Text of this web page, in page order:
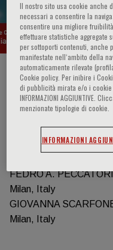
Cancer in
HOME PAGE / CURSOS
Información
Course Coordinators:
FEDRO A.
Milan, Italy
GIOVANNA
Milan, Italy
Il nostro sito usa cookie anche
necessari a consentire la
consentire una migliore
effettuare statistiche aggregate
per sottoporti contenuti, anche
manifestate nell‘ambito della
automaticamente rilevate
Cookie policy. Per inibire i
di pubblicità mirata e/o i
INFORMAZIONI AGGIUNTIVE.
menzionate tipologie di cookie.
INFORMAZIONI